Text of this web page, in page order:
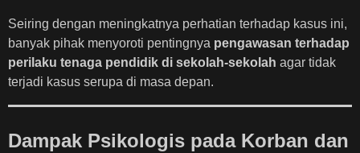
Seiring dengan meningkatnya perhatian terhadap kasus ini,
banyak pihak menyoroti pentingnya pengawasan terhadap
perilaku tenaga pendidik di sekolah-sekolah agar tidak
terjadi kasus serupa di masa depan.
Dampak Psikologis pada Korban dan